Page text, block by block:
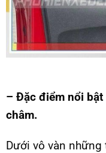
– Đặc điểm nổi bật
châm.
Dưới vô vàn